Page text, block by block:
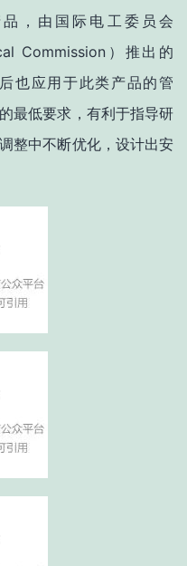
，由 国际电工委员会
Commission）推出的
也应用于此类产品的管
最低要求，有利于指导研
整中不断优化，设计出安